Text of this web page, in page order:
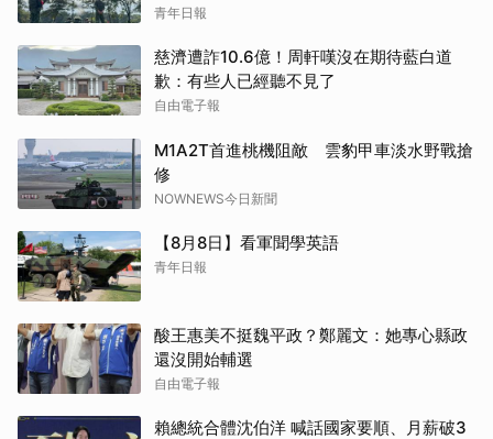
青年日報
慈濟遭詐10.6億！周軒嘆沒在期待藍白道
歉：有些人已經聽不見了
自由電子報
M1A2T首進桃機阻敵 雲豹甲車淡水野戰搶
修
NOWNEWS今日新聞
【8月8日】看軍聞學英語
青年日報
酸王惠美不挺魏平政？鄭麗文：她專心縣政
還沒開始輔選
自由電子報
賴總統合體沈伯洋 喊話國家要順、月薪破3